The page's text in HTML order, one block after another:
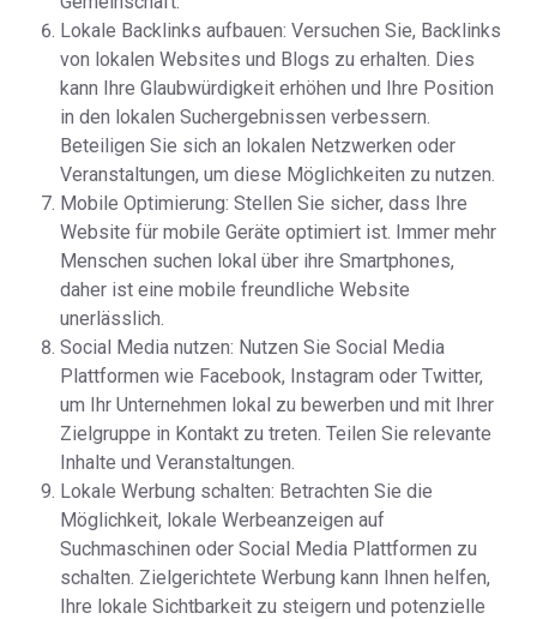
Lokale Backlinks aufbauen: Versuchen Sie, Backlinks
von lokalen Websites und Blogs zu erhalten. Dies
kann Ihre Glaubwürdigkeit erhöhen und Ihre Position
in den lokalen Suchergebnissen verbessern.
Beteiligen Sie sich an lokalen Netzwerken oder
Veranstaltungen, um diese Möglichkeiten zu nutzen.
Mobile Optimierung: Stellen Sie sicher, dass Ihre
Website für mobile Geräte optimiert ist. Immer mehr
Menschen suchen lokal über ihre Smartphones,
daher ist eine mobile freundliche Website
unerlässlich.
Social Media nutzen: Nutzen Sie Social Media
Plattformen wie Facebook, Instagram oder Twitter,
um Ihr Unternehmen lokal zu bewerben und mit Ihrer
Zielgruppe in Kontakt zu treten. Teilen Sie relevante
Inhalte und Veranstaltungen.
Lokale Werbung schalten: Betrachten Sie die
Möglichkeit, lokale Werbeanzeigen auf
Suchmaschinen oder Social Media Plattformen zu
schalten. Zielgerichtete Werbung kann Ihnen helfen,
Ihre lokale Sichtbarkeit zu steigern und potenzielle